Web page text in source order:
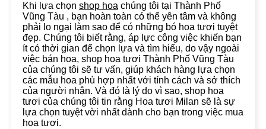
Khi lựa chọn shop hoa chúng tôi tại Thành Phố
Vũng Tàu , bạn hoàn toàn có thể yên tâm và không
phải lo ngại làm sao để có những bó hoa tươi tuyệt
đẹp. Chúng tôi biết rằng, áp lực công việc khiến bạn
ít có thời gian để chọn lựa và tìm hiểu, do vậy ngoài
việc bán hoa, shop hoa tươi Thành Phố Vũng Tàu
của chúng tôi sẽ tư vấn, giúp khách hàng lựa chọn
các mẫu hoa phù hợp nhất với tính cách và sở thích
của người nhận. Và đó là lý do vì sao, shop hoa
tươi của chúng tôi tin rằng Hoa tươi Milan sẽ là sự
lựa chọn tuyệt vời nhất dành cho bạn trong việc mua
hoa tươi.